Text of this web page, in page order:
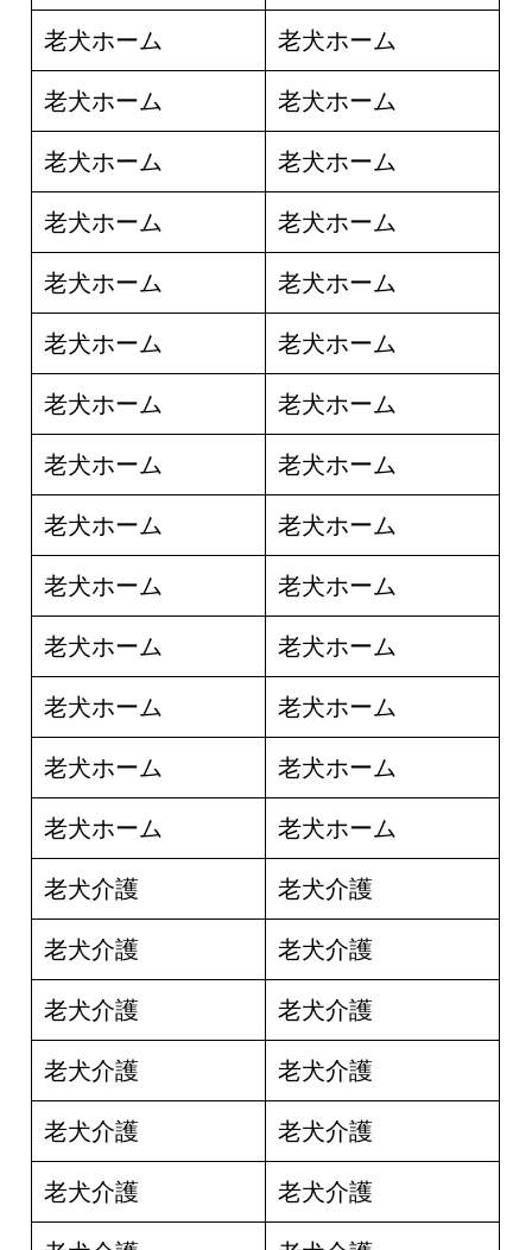
老犬ホーム 老犬ホーム
老犬ホーム 老犬ホーム
老犬ホーム 老犬ホーム
老犬ホーム 老犬ホーム
老犬ホーム 老犬ホーム
老犬ホーム 老犬ホーム
老犬ホーム 老犬ホーム
老犬ホーム 老犬ホーム
老犬ホーム 老犬ホーム
老犬ホーム 老犬ホーム
老犬ホーム 老犬ホーム
老犬ホーム 老犬ホーム
老犬ホーム 老犬ホーム
老犬ホーム 老犬ホーム
老犬介護 老犬介護
老犬介護 老犬介護
老犬介護 老犬介護
老犬介護 老犬介護
老犬介護 老犬介護
老犬介護 老犬介護